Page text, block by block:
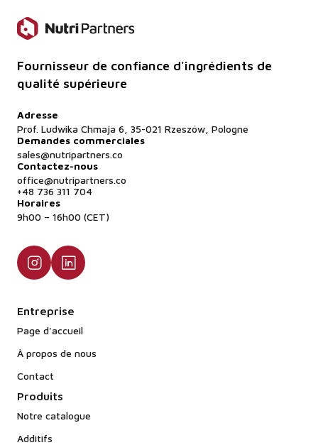
Fournisseur de confiance d'ingrédients de
qualité supérieure
Adresse
Prof. Ludwika Chmaja 6, 35-021 Rzeszów, Pologne
Demandes commerciales
sales@nutripartners.co
Contactez-nous
office@nutripartners.co
+48 736 311 704
Horaires
9h00 – 16h00 (CET)
Entreprise
Page d'accueil
À propos de nous
Contact
Produits
Notre catalogue
Additifs